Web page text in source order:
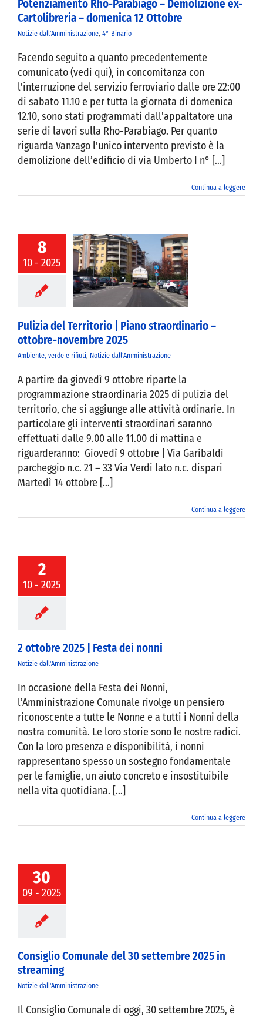
VIVERE VANZAGO
COMUNICAZIONE
Potenziamento Rho-Parabiago – Demolizione ex-
Cartolibreria – domenica 12 Ottobre
Notizie dall'Amministrazione, 4° Binario
Facendo seguito a quanto precedentemente
comunicato (vedi qui), in concomitanza con
l'interruzione del servizio ferroviario dalle ore 22:00
di sabato 11.10 e per tutta la giornata di domenica
12.10, sono stati programmati dall'appaltatore una
serie di lavori sulla Rho-Parabiago. Per quanto
riguarda Vanzago l'unico intervento previsto è la
demolizione dell’edificio di via Umberto I n° [...]
Continua a leggere
8
10 - 2025
Territorio |
–
novembre
Pulizia del Territorio | Piano straordinario –
ottobre-novembre 2025
Ambiente, verde e rifiuti, Notizie dall'Amministrazione
A partire da giovedì 9 ottobre riparte la
programmazione straordinaria 2025 di pulizia del
territorio, che si aggiunge alle attività ordinarie. In
particolare gli interventi straordinari saranno
effettuati dalle 9.00 alle 11.00 di mattina e
riguarderanno: Giovedì 9 ottobre | Via Garibaldi
parcheggio n.c. 21 – 33 Via Verdi lato n.c. dispari
Martedì 14 ottobre [...]
Continua a leggere
2
10 - 2025
2025 | Festa
2 ottobre 2025 | Festa dei nonni
Notizie dall'Amministrazione
In occasione della Festa dei Nonni,
l’Amministrazione Comunale rivolge un pensiero
riconoscente a tutte le Nonne e a tutti i Nonni della
nostra comunità. Le loro storie sono le nostre radici.
Con la loro presenza e disponibilità, i nonni
rappresentano spesso un sostegno fondamentale
per le famiglie, un aiuto concreto e insostituibile
nella vita quotidiana. [...]
Continua a leggere
30
09 - 2025
Comunale
2025
Consiglio Comunale del 30 settembre 2025 in
streaming
Notizie dall'Amministrazione
Il Consiglio Comunale di oggi, 30 settembre 2025, è